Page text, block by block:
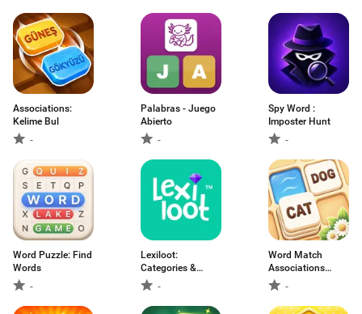
Associations:
Kelime Bul
-
Palabras - Juego
Abierto
-
Spy Word :
Imposter Hunt
-
Word Puzzle: Find
Words
-
Lexiloot:
Categories &
Words
-
Word Match
Associations
Puzzle
-